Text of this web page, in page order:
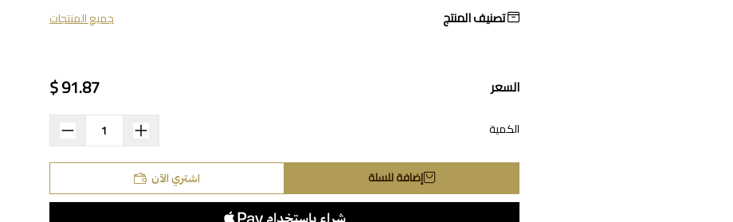
تصنيف المنتج جميع المنتجات
السعر 91.87 $
الكمية
إضافة للسلة اشتري الآن